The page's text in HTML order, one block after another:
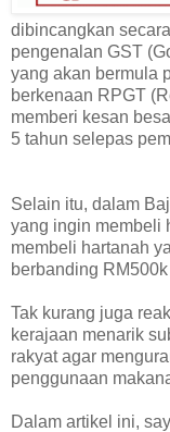
dibincangkan
pengenalan GST
yang akan bermula
berkenaan RPGT
memberi kesan
5 tahun selepas
Selain itu, dalam
yang ingin membeli
membeli hartanah
berbanding
Tak kurang juga
kerajaan menarik
rakyat agar
penggunaan
Dalam artikel ini,